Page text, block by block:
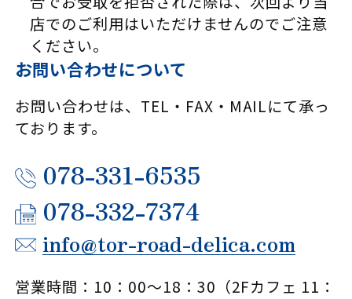
店でのご利用はいただけませんのでご注意
ください。
お問い合わせについて
お問い合わせは、TEL・FAX・MAILにて承っ
ております。
078-331-6535
078-332-7374
info@tor-road-delica.com
営業時間：10：00～18：30（2Fカフェ 11：